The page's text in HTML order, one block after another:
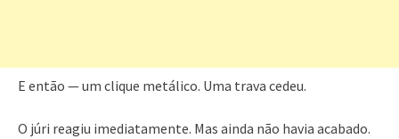
E então — um clique metálico. Uma trava cedeu.
O júri reagiu imediatamente. Mas ainda não havia acabado.